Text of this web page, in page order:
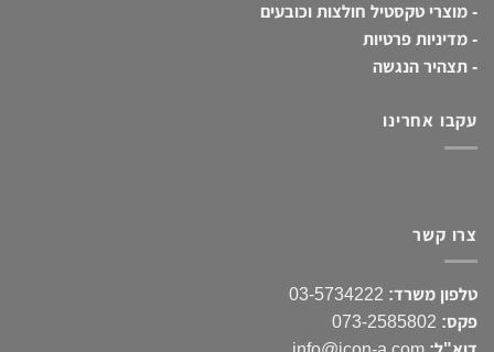
- מוצרי טקסטיל חולצות וכובעים
- מדיניות פרטיות
- תצהיר הנגשה
עקבו אחרינו
צרו קשר
טלפון משרד: 03-5734222
פקס: 073-2585802